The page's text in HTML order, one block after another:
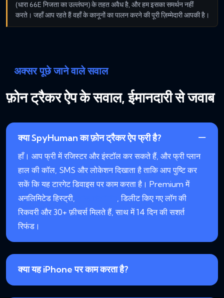
(धारा 66E निजता का उल्लंघन) के तहत अवैध है, और हम इसका समर्थन नहीं
करते। जहाँ आप रहते हैं वहाँ के कानूनों का पालन करने की पूरी ज़िम्मेदारी आपकी है।
अक्सर पूछे जाने वाले सवाल
फ़ोन ट्रैकर ऐप के सवाल, ईमानदारी से जवाब
क्या SpyHuman का फ़ोन ट्रैकर ऐप फ्री है?
हाँ। आप फ्री में रजिस्टर और इंस्टॉल कर सकते हैं, और फ्री प्लान
हाल की कॉल, SMS और लोकेशन दिखाता है ताकि आप पुष्टि कर
सकें कि यह टारगेट डिवाइस पर काम करता है। Premium में
अनलिमिटेड हिस्ट्री,
, डिलीट किए गए लॉग की
रिकवरी और 30+ फ़ीचर्स मिलते हैं, साथ में 14 दिन की सशर्त
रिफंड।
क्या यह iPhone पर काम करता है?